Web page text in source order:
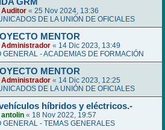
GRM
Auditor « 25 Nov 2024, 13:36
DE LA UNIÓN DE OFICIALES
MENTOR
Administrador « 14 Dic 2023, 13:49
GENERAL - ACADEMIAS DE FORMACIÓN
MENTOR
Administrador « 14 Dic 2023, 12:25
DE LA UNIÓN DE OFICIALES
híbridos y eléctricos.-
antolin « 18 Nov 2022, 19:57
GENERAL - TEMAS GENERALES